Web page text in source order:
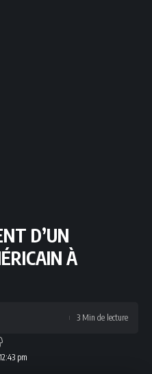
D’UN
À
pm
3 Min de lecture